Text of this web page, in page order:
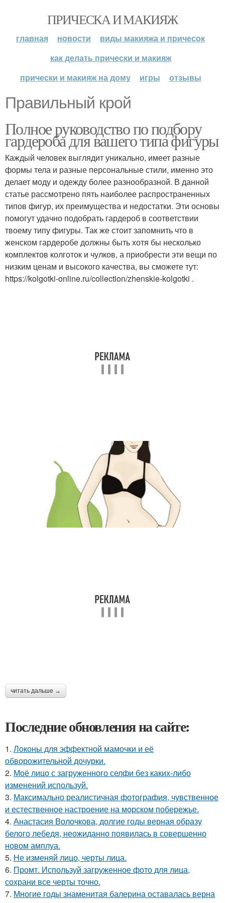
ПРИЧЕСКА И МАКИЯЖ
главная новости
виды макияжа и причесок
как делать прически и макияж
прически и макияж на дому
игры отзывы
Правильный крой
Полное руководство по подбору
гардероба для вашего типа фигуры
Каждый человек выглядит уникально, имеет разные
формы тела и разные персональные стили, именно это
делает моду и одежду более разнообразной. В данной
статье рассмотрено пять наиболее распространенных
типов фигур, их преимущества и недостатки. Эти основы
помогут удачно подобрать гардероб в соответствии
твоему типу фигуры. Так же стоит запомнить что в
женском гардеробе должны быть хотя бы несколько
комплектов колготок и чулков, а приобрести эти вещи по
низким ценам и высокого качества, вы сможете тут:
https://kolgotki-online.ru/collection/zhenskie-kolgotki .
читать дальше →
Последние обновления на сайте:
1. Локоны для эффектной мамочки и её
обворожительной дочурки.
2. Моё лицо с загруженного селфи без каких-либо
изменений используй.
3. Максимально реалистичная фотография, чувственное
и естественное настроение на морском побережье.
4. Анастасия Волочкова, долгие годы верная образу
белого лебедя, неожиданно появилась в совершенно
новом амплуа.
5. Не изменяй лицо, черты лица.
6. Промт. Используй загруженное фото для лица,
сохрани все черты точно.
7. Многие годы знаменитая балерина оставалась верна